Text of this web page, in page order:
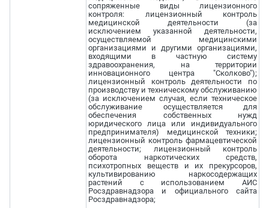
сопряженные виды лицензионного
контроля: лицензионный контроль
медицинской деятельности (за
исключением указанной деятельности,
осуществляемой медицинскими
организациями и другими организациями,
входящими в частную систему
здравоохранения, на территории
инновационного центра "Сколково");
лицензионный контроль деятельности по
производству и техническому обслуживанию
(за исключением случая, если техническое
обслуживание осуществляется для
обеспечения собственных нужд
юридического лица или индивидуального
предпринимателя) медицинской техники;
лицензионный контроль фармацевтической
деятельности; лицензионный контроль
оборота наркотических средств,
психотропных веществ и их прекурсоров,
культивированию наркосодержащих
растений с использованием АИС
Росздравнадзора и официального сайта
Росздравнадзора;